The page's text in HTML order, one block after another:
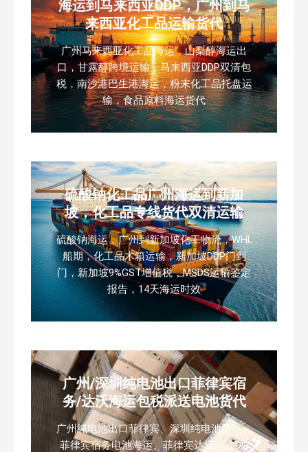
海运到马来西亚DDP，广州到马
来西亚化工品运输货代
广州马来西亚化工品海运，山梨醇海运出
口，甘露醇跨境运输，马来西亚DDP双清包
税，南沙港巴生港海运，粉末化工品托盘运
输，食品原料海运货代
硫酸钠化工品广州海运到新加
坡，化工品专线货代双清运输
硫酸钠海运，广州到新加坡化工物流，WHL
船期，化工品木箱运输，新加坡DDP门到
门，新加坡9%GST增值税，MSDS运输鉴定
报告，14天海运时效
广州/深圳纯电池出口菲律宾宿
务/达沃海运包税派送电池货代
广州纯电池出口菲律宾、深圳纯电池货代、
菲律宾宿务电池海运、菲律宾达沃电池DG